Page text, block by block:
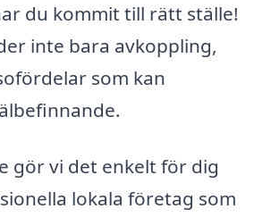
du kommit till rätt ställe!
inte bara avkoppling,
som kan
gör vi det enkelt för dig
lokala företag som